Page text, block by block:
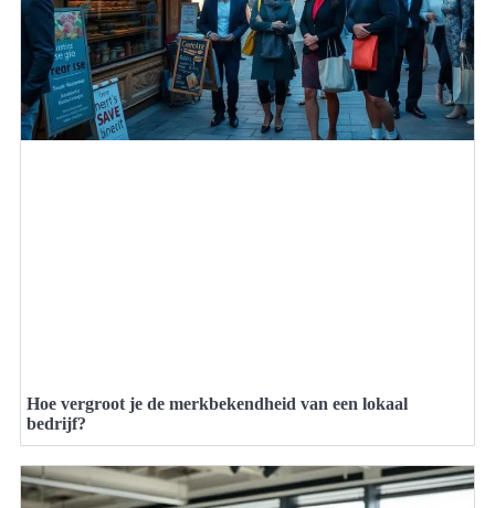
Hoe vergroot je de merkbekendheid van een lokaal
bedrijf?